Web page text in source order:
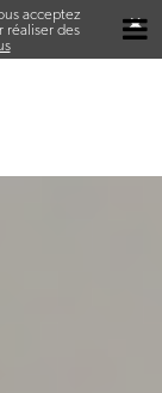
acceptez
réaliser des
✖